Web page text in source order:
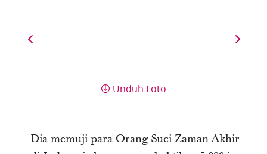
Unduh Foto
Dia memuji para Orang Suci Zaman Akhir